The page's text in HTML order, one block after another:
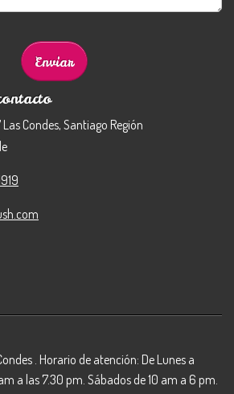
Condes, Santiago Región
. Horario de atención: De Lunes a
a las 7.30 pm. Sábados de 10 am a 6 pm.